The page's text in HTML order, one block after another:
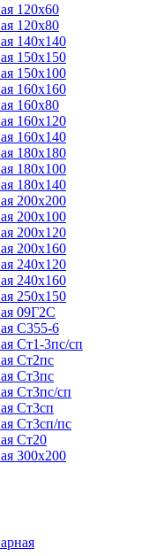
120х60
120х80
140х140
150х150
150х100
160х160
160х80
160х120
160х140
180х180
180х100
180х140
200х200
200х100
200х120
200х160
240х120
240х160
250х150
09Г2С
С355-6
Ст1-3пс/сп
Ст2пс
Ст3пс
Ст3пс/сп
Ст3сп
Ст3сп/пс
Ст20
300х200